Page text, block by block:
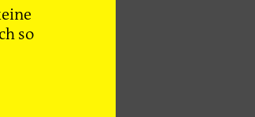
so